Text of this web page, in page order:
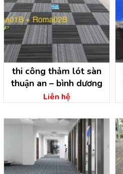
thi công thảm lót sàn
thuận an – bình dương
Liên hệ